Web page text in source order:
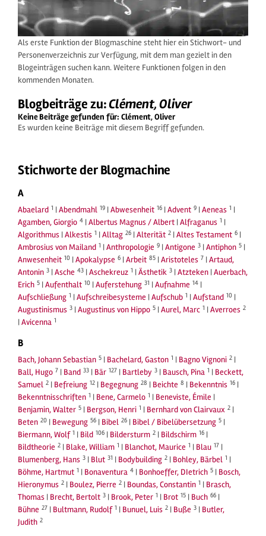
Als erste Funktion der Blogmaschine steht hier ein Stichwort- und
Personenverzeichnis zur Verfügung, mit dem man gezielt in den
Blogeinträgen suchen kann. Weitere Funktionen folgen in den
kommenden Monaten.
Blogbeiträge zu:Clément, Oliver
Keine Beiträge gefunden für: Clément, Oliver
Es wurden keine Beiträge mit diesem Begriff gefunden.
Stichworte der Blogmachine
A
Abaelard 1 |Abendmahl 19 |Abwesenheit 16 |Advent 9 |Aeneas 1 |
Agamben, Giorgio 4 |Albertus Magnus / Albert |Alfraganus 1 |
Algorithmus |Alkestis 1 |Alltag 26 |Alterität 2 |Altes Testament 6 |
Ambrosius von Mailand 1 |Anthropologie 9 |Antigone 3 |Antiphon 5 |
Anwesenheit 10 |Apokalypse 6 |Arbeit 85 |Aristoteles 7 |Artaud,
Antonin 3 |Asche 43 |Aschekreuz 1 |Ästhetik 3 |Atzteken |Auerbach,
Erich 5 |Aufenthalt 10 |Auferstehung 31 |Aufnahme 14 |
Aufschließung 1 |Aufschreibesysteme |Aufschub 1 |Aufstand 10 |
Augustinismus 3 |Augustinus von Hippo 5 |Aurel, Marc 1 |Averroes 2
|Avicenna 1
B
Bach, Johann Sebastian 5 | Bachelard, Gaston 1 | Bagno Vignoni 2 |
Ball, Hugo 7 | Band 33 | Bär 127 | Bartleby 3 | Bausch, Pina 1 | Beckett,
Samuel 2 | Befreiung 12 | Begegnung 28 | Beichte 8 | Bekenntnis 16 |
Bekenntnisschriften 1 | Bene, Carmelo 1 | Beneviste, Émile |
Benjamin, Walter 5 | Bergson, Henri 1 | Bernhard von Clairvaux 2 |
Beten 20 | Bewegung 56 | Bibel 26 | Bibel / Bibelübersetzung 5 |
Biermann, Wolf 1 | Bild 106 | Bildersturm 2 | Bildschirm 16 |
Bildtheorie 2 | Blake, William 1 | Blanchot, Maurice 1 | Blau 17 |
Blumenberg, Hans 3 | Blut 31 | Bodybuilding 2 | Bohley, Bärbel 1 |
Böhme, Hartmut 1 | Bonaventura 4 | Bonhoeffer, DIetrich 5 | Bosch,
Hieronymus 2 | Boulez, Pierre 2 | Boundas, Constantin 1 | Brasch,
Thomas | Brecht, Bertolt 3 | Brook, Peter 1 | Brot 15 | Buch 66 |
Bühne 27 | Bultmann, Rudolf 1 | Bunuel, Luis 2 | Buße 3 | Butler,
Judith 2